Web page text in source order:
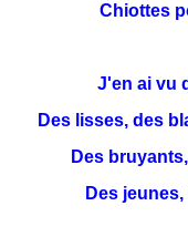
Chiottes
J'en ai vu
Des lisses, des
Des
Des